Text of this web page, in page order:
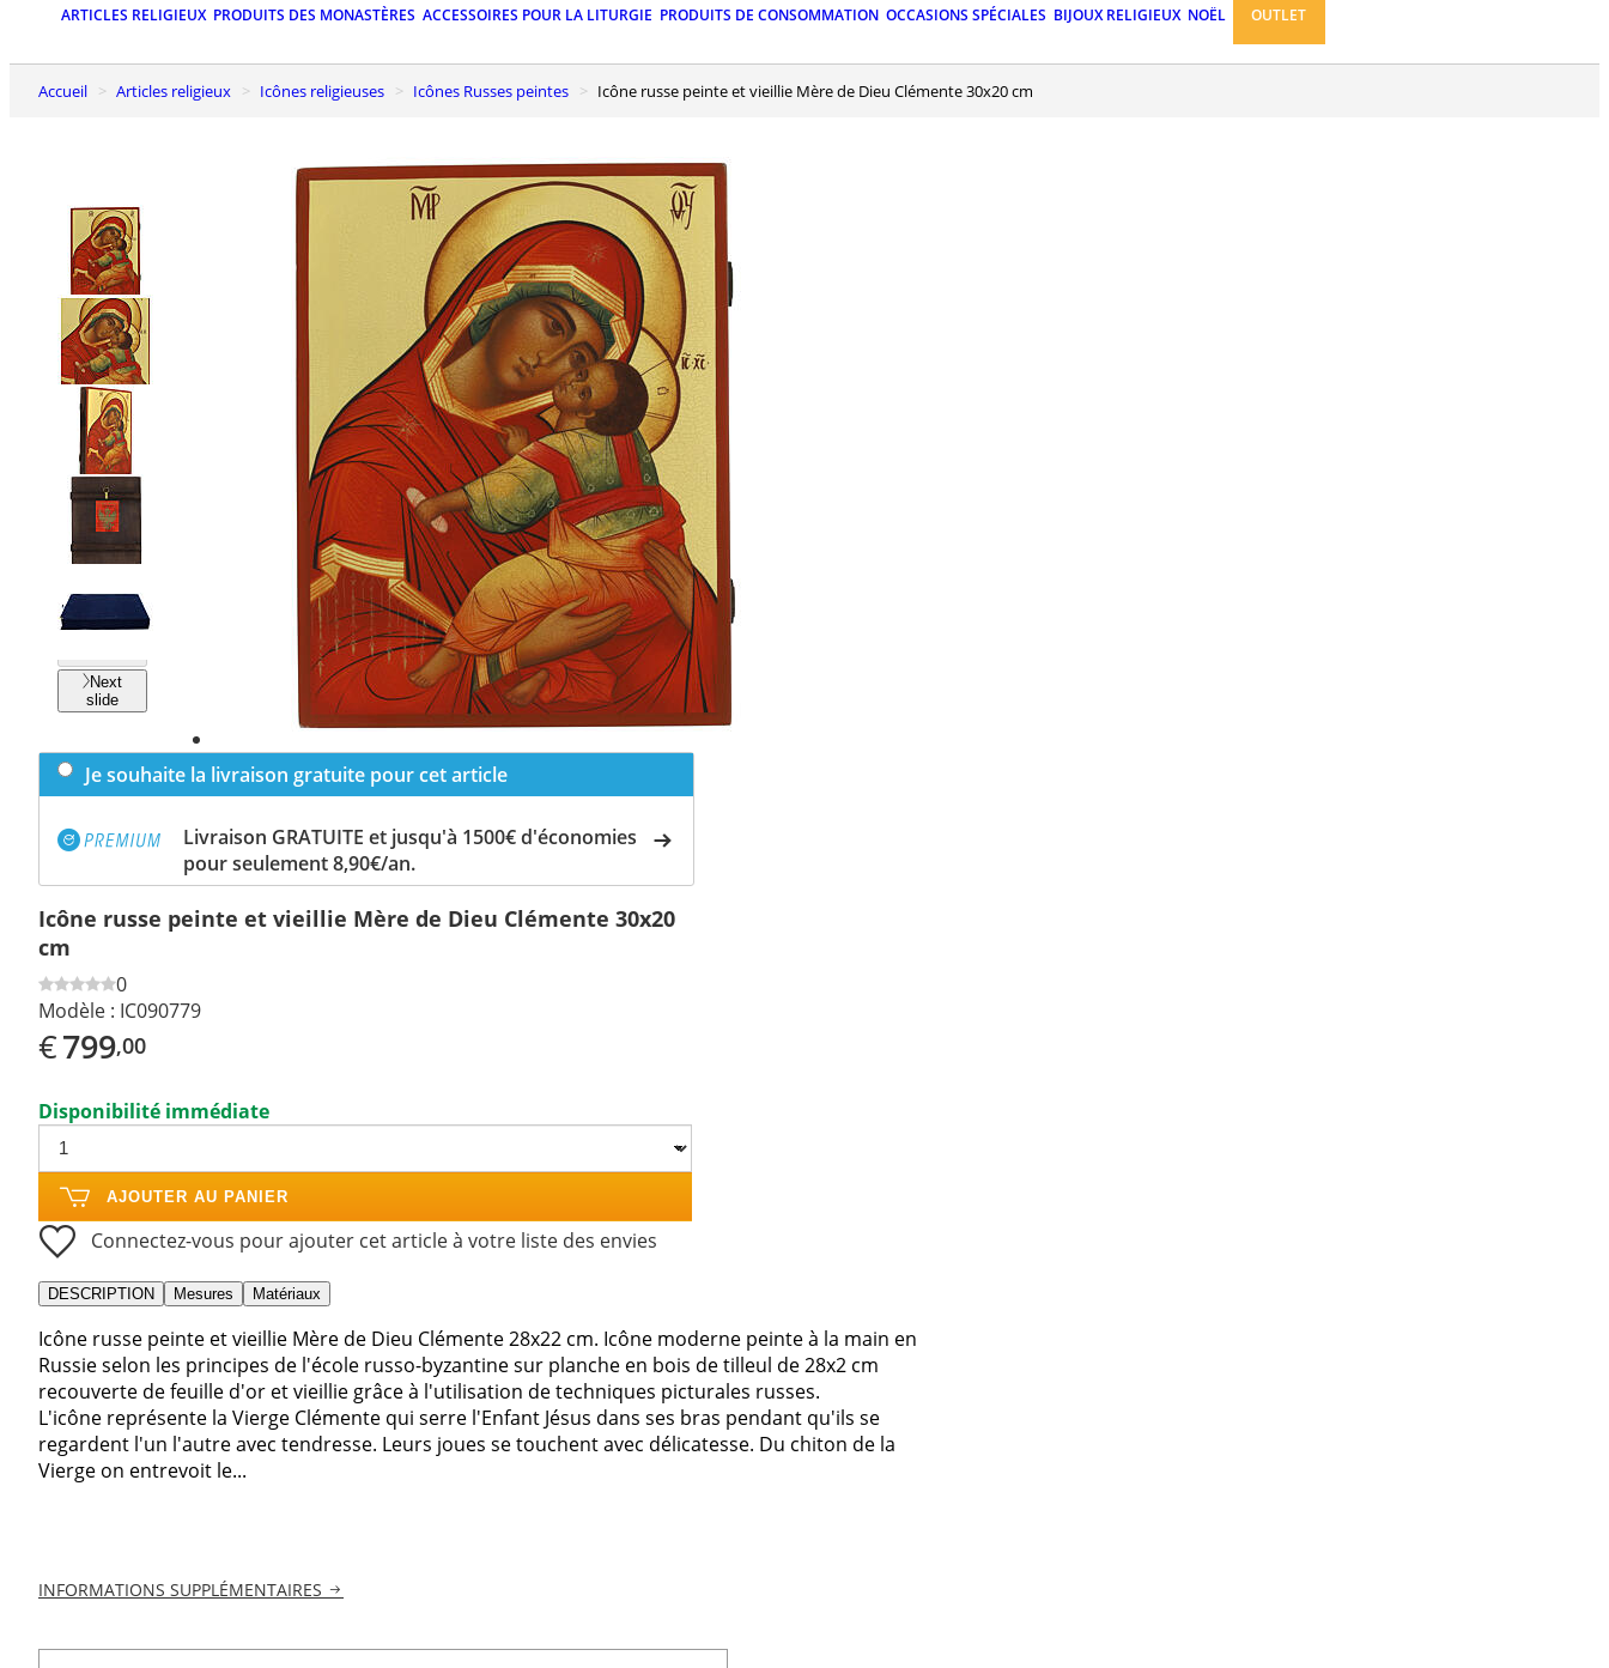
ARTICLES RELIGIEUX PRODUITS DES MONASTÈRES ACCESSOIRES POUR LA LITURGIE PRODUITS DE CONSOMMATION OCCASIONS SPÉCIALES BIJOUX RELIGIEUX NOËL OUTLET
Accueil Articles religieux Icônes religieuses Icônes Russes peintes Icône russe peinte et vieillie Mère de Dieu Clémente 30x20 cm
Next
slide
Je souhaite la livraison gratuite pour cet article
Livraison GRATUITE et jusqu'à 1500€ d'économies
pour seulement 8,90€/an.
Icône russe peinte et vieillie Mère de Dieu Clémente 30x20
cm
0
Modèle : IC090779
€799,00
Disponibilité immédiate
AJOUTER AU PANIER
Connectez-vous pour ajouter cet article à votre liste des envies
DESCRIPTION Mesures Matériaux
Icône russe peinte et vieillie Mère de Dieu Clémente 28x22 cm. Icône moderne peinte à la main en
Russie selon les principes de l'école russo-byzantine sur planche en bois de tilleul de 28x2 cm
recouverte de feuille d'or et vieillie grâce à l'utilisation de techniques picturales russes.
L'icône représente la Vierge Clémente qui serre l'Enfant Jésus dans ses bras pendant qu'ils se
regardent l'un l'autre avec tendresse. Leurs joues se touchent avec délicatesse. Du chiton de la
Vierge on entrevoit le...
INFORMATIONS SUPPLÉMENTAIRES